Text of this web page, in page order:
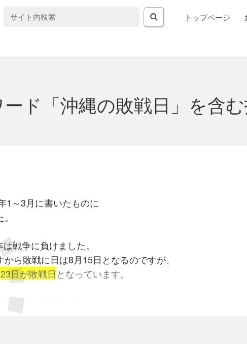
トップページ
ド「沖縄の敗戦日」を含
1～3月に書いたものに
戦争に負けました。
ら敗戦に日は8月15日となるのですが、
日が敗戦日となっています。
たりから上陸した